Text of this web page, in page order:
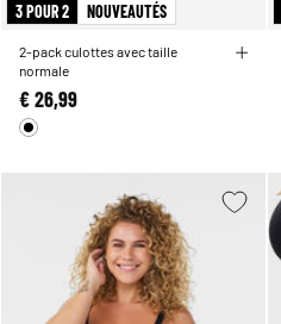
3 POUR 2 NOUVEAUTÉS
2-pack culottes avec taille
normale
€ 26,99